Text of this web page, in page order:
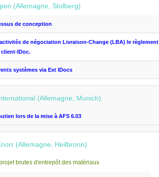
(Allemagne, Stolberg)
de conception
activités de négociation Livraison-Change (LBA) le règlement
client-IDoc.
systèmes via Ext IDocs
(Allemagne, Munich)
lors de la mise à AFS 6.03
(Allemagne, Heilbronn)
brutes d'entrepôt des matériaux